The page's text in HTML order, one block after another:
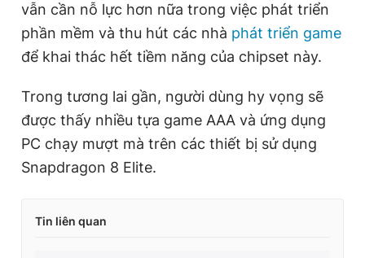
vẫn cần nỗ lực hơn nữa trong việc phát triển
phần mềm và thu hút các nhà phát triển game
để khai thác hết tiềm năng của chipset này.
Trong tương lai gần, người dùng hy vọng sẽ
được thấy nhiều tựa game AAA và ứng dụng
PC chạy mượt mà trên các thiết bị sử dụng
Snapdragon 8 Elite.
Tin liên quan